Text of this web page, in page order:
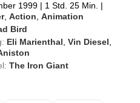
1999 | 1 Std. 25 Min. |
,Action ,Animation
Bird
Eli Marienthal ,Vin Diesel
The Iron Giant